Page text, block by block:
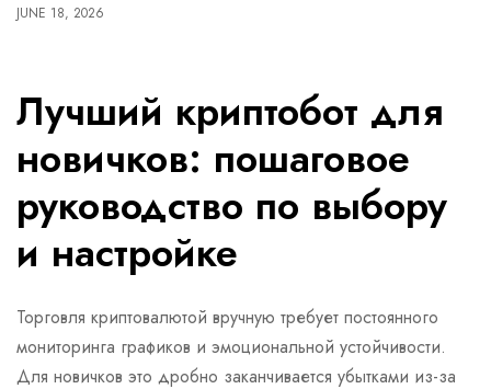
JUNE 18, 2026
Лучший криптобот для
новичков: пошаговое
руководство по выбору
и настройке
Торговля криптовалютой вручную требует постоянного
мониторинга графиков и эмоциональной устойчивости.
Для новичков это дробно заканчивается убытками из-за